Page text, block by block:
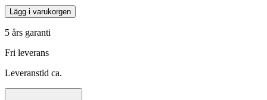
Lägg i varukorgen
5 års garanti
Fri leverans
Leveranstid ca.